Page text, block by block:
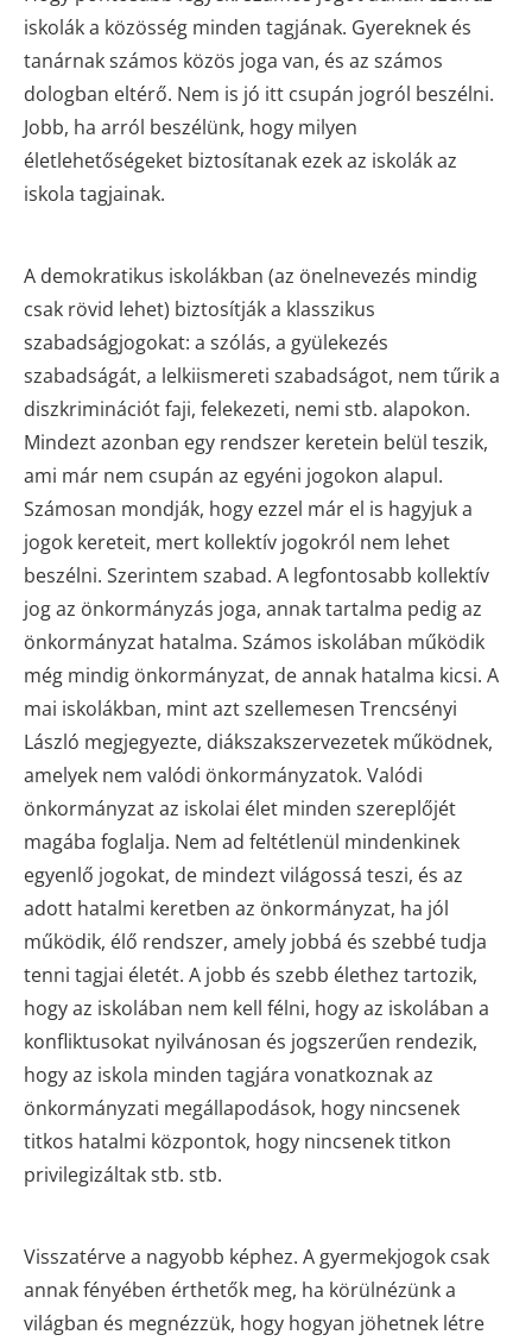
iskolák a közösség minden tagjának. Gyereknek és
tanárnak számos közös joga van, és az számos
dologban eltérő. Nem is jó itt csupán jogról beszélni.
Jobb, ha arról beszélünk, hogy milyen
életlehetőségeket biztosítanak ezek az iskolák az
iskola tagjainak.
A demokratikus iskolákban (az önelnevezés mindig
csak rövid lehet) biztosítják a klasszikus
szabadságjogokat: a szólás, a gyülekezés
szabadságát, a lelkiismereti szabadságot, nem tűrik a
diszkriminációt faji, felekezeti, nemi stb. alapokon.
Mindezt azonban egy rendszer keretein belül teszik,
ami már nem csupán az egyéni jogokon alapul.
Számosan mondják, hogy ezzel már el is hagyjuk a
jogok kereteit, mert kollektív jogokról nem lehet
beszélni. Szerintem szabad. A legfontosabb kollektív
jog az önkormányzás joga, annak tartalma pedig az
önkormányzat hatalma. Számos iskolában működik
még mindig önkormányzat, de annak hatalma kicsi. A
mai iskolákban, mint azt szellemesen Trencsényi
László megjegyezte, diákszakszervezetek működnek,
amelyek nem valódi önkormányzatok. Valódi
önkormányzat az iskolai élet minden szereplőjét
magába foglalja. Nem ad feltétlenül mindenkinek
egyenlő jogokat, de mindezt világossá teszi, és az
adott hatalmi keretben az önkormányzat, ha jól
működik, élő rendszer, amely jobbá és szebbé tudja
tenni tagjai életét. A jobb és szebb élethez tartozik,
hogy az iskolában nem kell félni, hogy az iskolában a
konfliktusokat nyilvánosan és jogszerűen rendezik,
hogy az iskola minden tagjára vonatkoznak az
önkormányzati megállapodások, hogy nincsenek
titkos hatalmi központok, hogy nincsenek titkon
privilegizáltak stb. stb.
Visszatérve a nagyobb képhez. A gyermekjogok csak
annak fényében érthetők meg, ha körülnézünk a
világban és megnézzük, hogy hogyan jöhetnek létre